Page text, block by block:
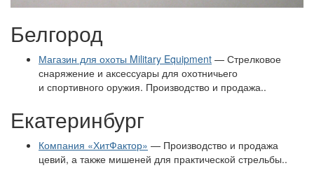
Белгород
Магазин для охоты Military Equipment — Стрелковое
снаряжение и аксессуары для охотничьего
и спортивного оружия. Производство и продажа..
Екатеринбург
Компания «ХитФактор» — Производство и продажа
цевий, а также мишеней для практической стрельбы..